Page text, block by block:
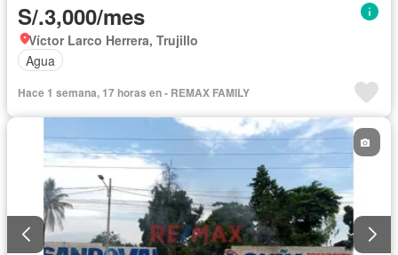
S/.3,000/mes
Víctor Larco Herrera, Trujillo
Agua
Hace 1 semana, 17 horas en - REMAX FAMILY